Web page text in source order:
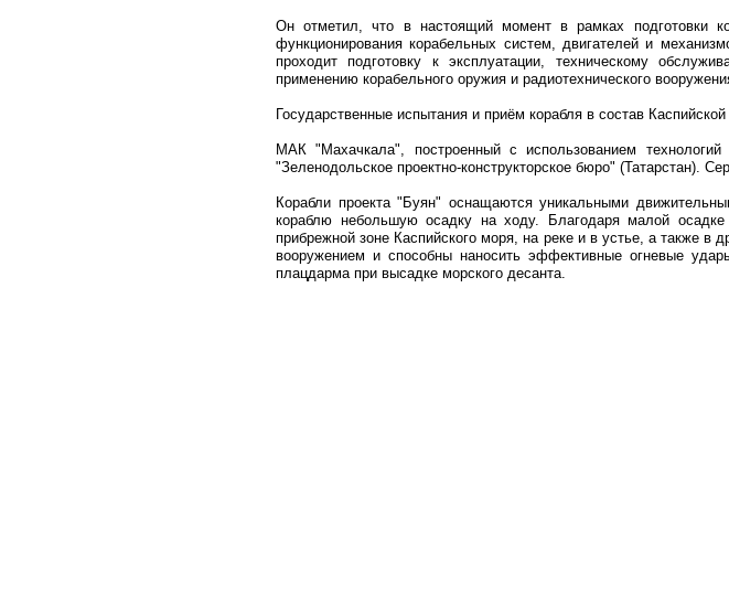
Он отметил, что в настоящий момент в рамках подготовки
функционирования корабельных систем, двигателей и
проходит подготовку к эксплуатации, техническому
применению корабельного оружия и радиотехнического
Государственные испытания и приём корабля в состав
МАК "Махачкала", построенный с использованием
"Зеленодольское проектно-конструкторское бюро" (Татарстан).
Корабли проекта "Буян" оснащаются уникальными
кораблю небольшую осадку на ходу. Благодаря малой
прибрежной зоне Каспийского моря, на реке и в устье, а также
вооружением и способны наносить эффективные огневые
плацдарма при высадке морского десанта.